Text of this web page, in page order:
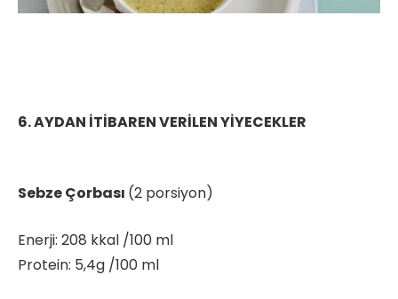
6. AYDAN İTİBAREN VERİLEN YİYECEKLER
Sebze Çorbası (2 porsiyon)
Enerji: 208 kkal /100 ml
Protein: 5,4g /100 ml